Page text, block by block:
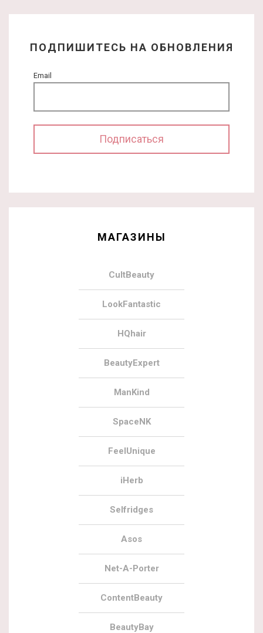
ПОДПИШИТЕСЬ НА ОБНОВЛЕНИЯ
Email
МАГАЗИНЫ
CultBeauty
LookFantastic
HQhair
BeautyExpert
ManKind
SpaceNK
FeelUnique
iHerb
Selfridges
Asos
Net-A-Porter
ContentBeauty
BeautyBay